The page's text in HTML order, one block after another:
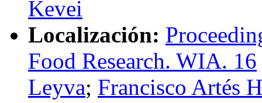
Kevei
Localización:
Food Research. WIA. 16
Leyva; Francisco Artés